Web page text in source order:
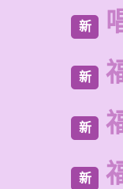
新
新
新
新